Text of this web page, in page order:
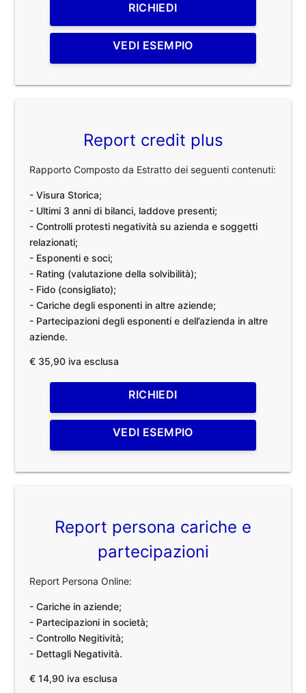
RICHIEDI
VEDI ESEMPIO
Report credit plus
Rapporto Composto da Estratto dei seguenti contenuti:
- Visura Storica;
- Ultimi 3 anni di bilanci, laddove presenti;
- Controlli protesti negatività su azienda e soggetti
relazionati;
- Esponenti e soci;
- Rating (valutazione della solvibilità);
- Fido (consigliato);
- Cariche degli esponenti in altre aziende;
- Partecipazioni degli esponenti e dell’azienda in altre
aziende.
€ 35,90 iva esclusa
RICHIEDI
VEDI ESEMPIO
Report persona cariche e
partecipazioni
Report Persona Online:
- Cariche in aziende;
- Partecipazioni in società;
- Controllo Negitività;
- Dettagli Negatività.
€ 14,90 iva esclusa